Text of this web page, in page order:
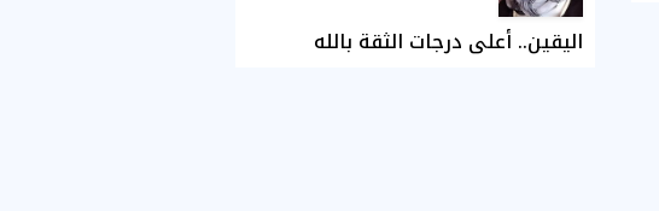
اليقين.. أعلى درجات الثقة بالله